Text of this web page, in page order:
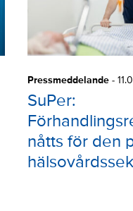
Pressmeddelande -
SuPer:
nåtts för den